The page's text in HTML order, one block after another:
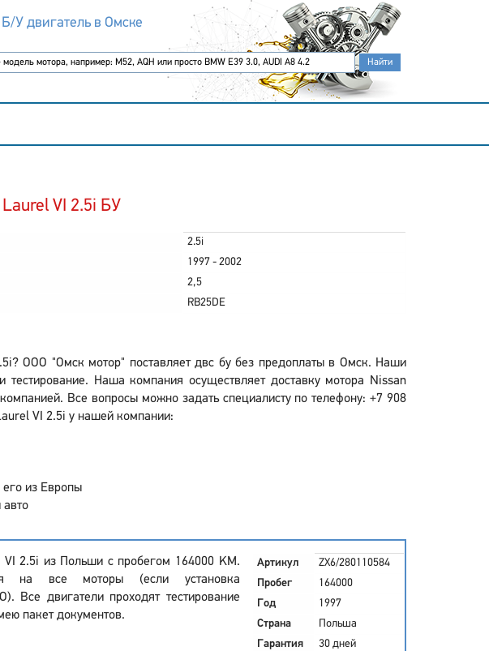
Б/У двигатель в Омске
VI 2.5i БУ
2.5i
1997 - 2002
2,5
RB25DE
ООО "Омск мотор" поставляет двс бу без предоплаты в Омск. Наши
тестирование. Наша компания осуществляет доставку мотора Nissan
Все вопросы можно задать специалисту по телефону: +7 908
VI 2.5i у нашей компании:
из Европы
2.5i из Польши с пробегом 164000 KM.
на все моторы (если установка
Все двигатели проходят тестирование
пакет документов.
Артикул
ZX6/280110584
Пробег
164000
Год
1997
Страна
Польша
Гарантия
30 дней